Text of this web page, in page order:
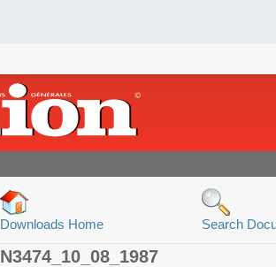
Downloads Home Search
N3474_10_08_1987